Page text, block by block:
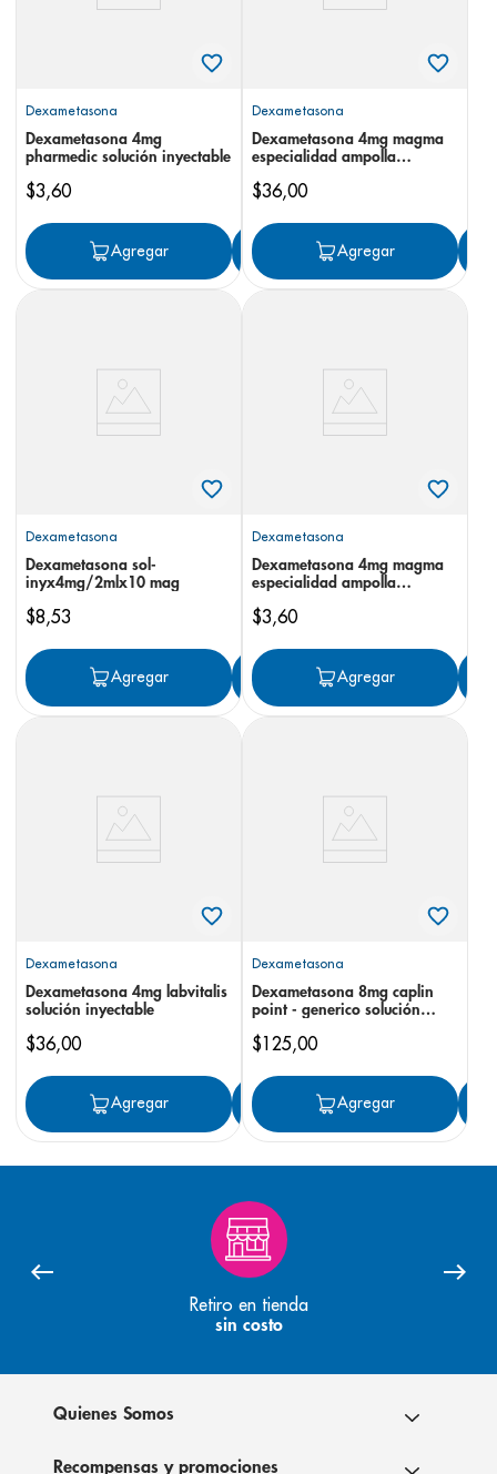
Dexametasona
Dexametasona 4mg
pharmedic solución inyectable
$3,60
Agregar Agregar
Dexametasona
Dexametasona 4mg magma
especialidad ampolla
$36,00
Agregar
Dexametasona
Dexametasona sol-
inyx4mg/2mlx10 mag
$8,53
Agregar Agregar
Dexametasona
Dexametasona 4mg magma
especialidad ampolla
$3,60
Agregar
Dexametasona
Dexametasona 4mg labvitalis
solución inyectable
$36,00
Agregar Agregar
Dexametasona
Dexametasona 8mg caplin
point - generico solución
$125,00
Agregar
Retiro en tienda
sin costo
Quienes Somos
Recompensas y promociones